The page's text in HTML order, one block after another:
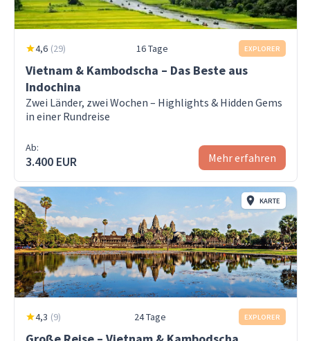
4,6 (29) 16 Tage EXPLORER
Vietnam & Kambodscha – Das Beste aus
Indochina
Zwei Länder, zwei Wochen – Highlights & Hidden Gems
in einer Rundreise
Ab:
3.400 EUR Mehr erfahren
KARTE
4,3 (9) 24 Tage EXPLORER